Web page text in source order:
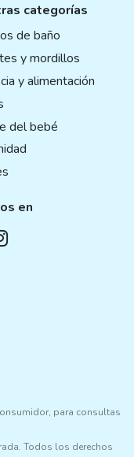
categorías
de baño
y mordillos
y alimentación
del bebé
en
para consultas
Todos los derechos